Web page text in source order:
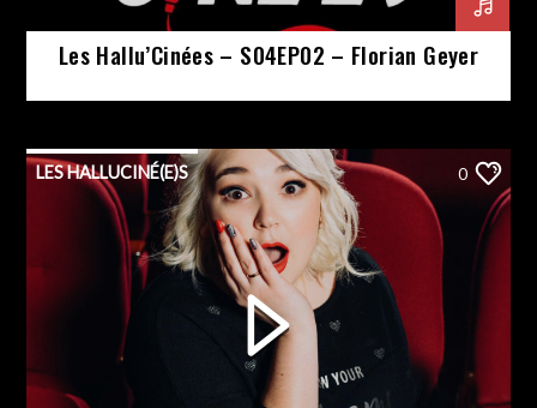
Les Hallu’Cinées – S04EP02 – Florian Geyer
LES HALLUCINÉ(E)S 0